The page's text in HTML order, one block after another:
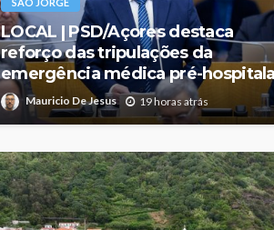
LOCAL | PSD/Açores destaca
reforço das tripulações da
emergência médica pré-
Mauricio De Jesus 19 horas atrás